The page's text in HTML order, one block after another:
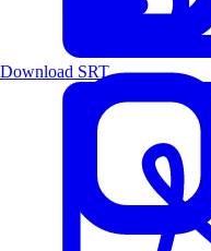
Download SRT